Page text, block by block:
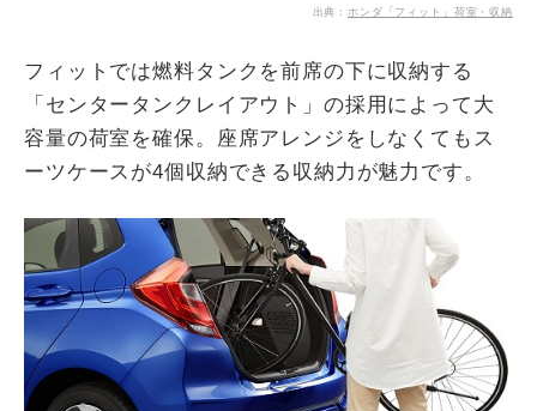
出典：ホンダ「フィット」荷室・収納
フィットでは燃料タンクを前席の下に収納する
「センタータンクレイアウト」の採用によって大
容量の荷室を確保。座席アレンジをしなくてもス
ーツケースが4個収納できる収納力が魅力です。